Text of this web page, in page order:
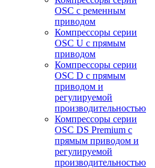
OSC с ременным
приводом
Компрессоры серии
OSC U с прямым
приводом
Компрессоры серии
OSC D с прямым
приводом и
регулируемой
производительностью
Компрессоры серии
OSC DS Premium с
прямым приводом и
регулируемой
производительностью